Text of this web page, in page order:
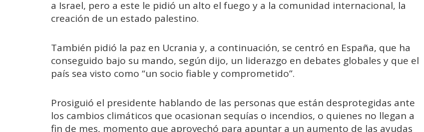
a Israel, pero a este le pidió un alto el fuego y a la comunidad internacional, la
creación de un estado palestino.
También pidió la paz en Ucrania y, a continuación, se centró en España, que ha
conseguido bajo su mando, según dijo, un liderazgo en debates globales y que el
país sea visto como “un socio fiable y comprometido”.
Prosiguió el presidente hablando de las personas que están desprotegidas ante
los cambios climáticos que ocasionan sequías o incendios, o quienes no llegan a
fin de mes, momento que aprovechó para apuntar a un aumento de las ayudas